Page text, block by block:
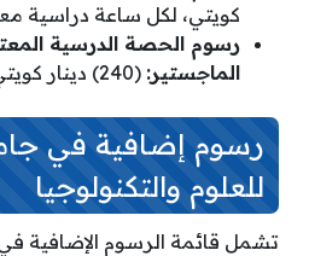
كويتي، لكل ساعة دراسية
رسوم الحصة الدرسية
الماجستير: (240) دينار كويتي للساعة الواحدة.
رسوم إضافية في
للعلوم والتكنولوجيا
تشمل قائمة الرسوم الإضافية